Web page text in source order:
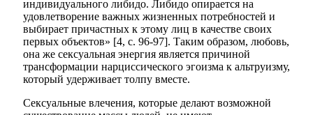
индивидуального либидо. Либидо опирается на
удовлетворение важных жизненных потребностей и
выбирает причастных к этому лиц в качестве своих
первых объектов» [4, с. 96-97]. Таким образом, любовь,
она же сексуальная энергия является причиной
трансформации нарциссического эгоизма к альтруизму,
который удерживает толпу вместе.
Сексуальные влечения, которые делают возможной